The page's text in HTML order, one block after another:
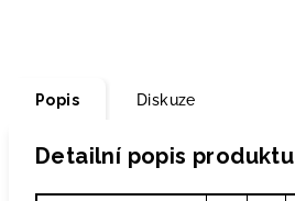
Popis Diskuze
Detailní popis produktu